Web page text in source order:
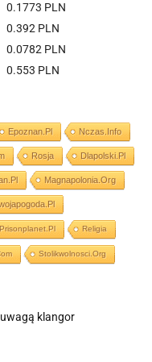
0.1773 PLN
0.392 PLN
0.0782 PLN
0.553 PLN
Epoznan.pl Nczas.info
Rosja Dlapolski.pl
Magnapolonia.org
Prisonplanet.pl Religia
Stolikwolnosci.org
klangor